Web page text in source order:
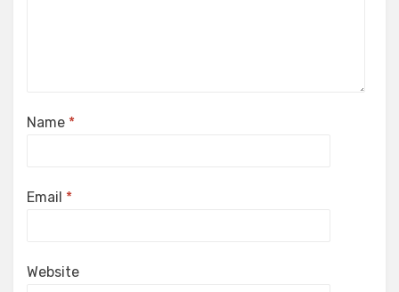
Name *
Email *
Website